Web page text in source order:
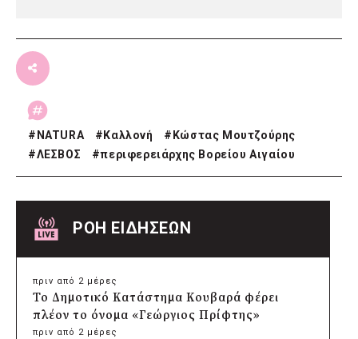
# NATURA # Καλλονή # Κώστας Μουτζούρης
#ΛΕΣΒΟΣ #περιφερειάρχης Βορείου Αιγαίου
ΡΟΗ ΕΙΔΗΣΕΩΝ
πριν από 2 μέρες
Το Δημοτικό Κατάστημα Κουβαρά φέρει
πλέον το όνομα «Γεώργιος Πρίφτης»
πριν από 2 μέρες